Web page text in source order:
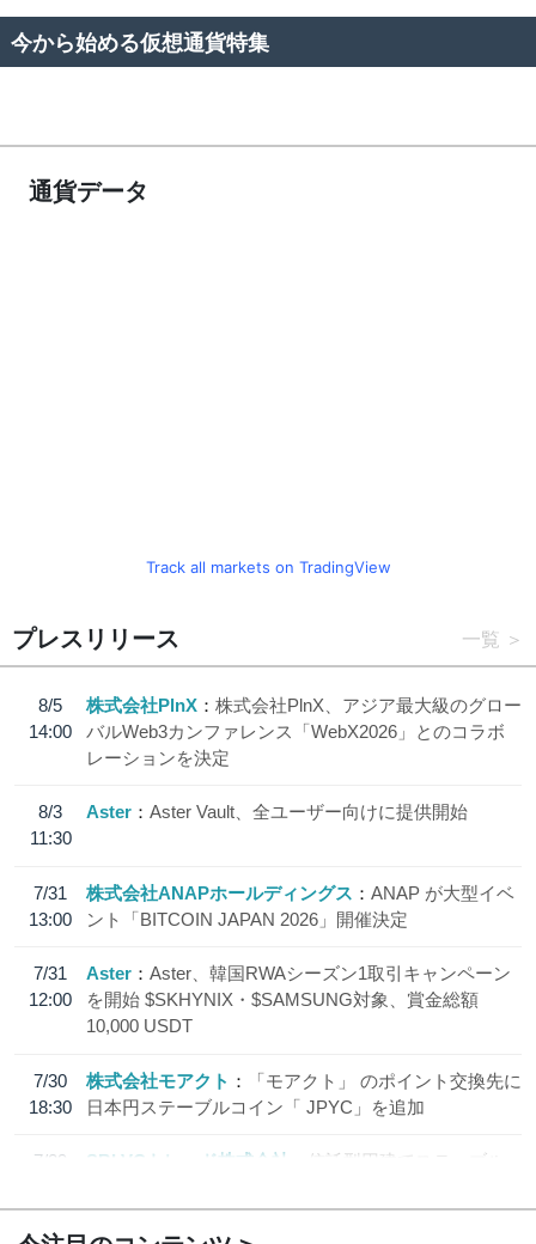
今から始める仮想通貨特集
通貨データ
Track all markets on TradingView
プレスリリース 一覧
8/5
14:00
株式会社PlnX
株式会社PlnX、アジア最大級のグロー
バルWeb3カンファレンス「WebX2026」とのコラボ
レーションを決定
8/3
11:30
Aster Aster Vault、全ユーザー向けに提供開始
7/31
13:00
株式会社ANAPホールディングス
ANAP が大型イベ
ント「BITCOIN JAPAN 2026」開催決定
7/31
12:00
Aster
Aster、韓国RWAシーズン1取引キャンペーン
を開始 $SKHYNIX・$SAMSUNG対象、賞金総額
10,000 USDT
7/30
18:30
株式会社モアクト
「モアクト」 のポイント交換先に
日本円ステーブルコイン「 JPYC」を追加
7/29
SBI VCトレード株式会社
信託型円建てステーブル